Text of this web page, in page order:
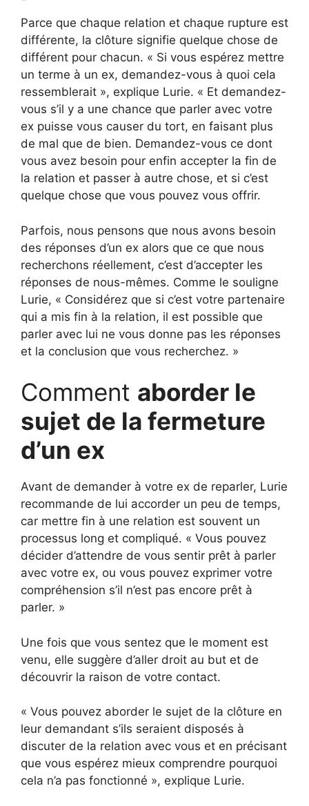
Parce que chaque relation et chaque rupture est
différente, la clôture signifie quelque chose de
différent pour chacun. « Si vous espérez mettre
un terme à un ex, demandez-vous à quoi cela
ressemblerait », explique Lurie. « Et demandez-
vous s’il y a une chance que parler avec votre
ex puisse vous causer du tort, en faisant plus
de mal que de bien. Demandez-vous ce dont
vous avez besoin pour enfin accepter la fin de
la relation et passer à autre chose, et si c’est
quelque chose que vous pouvez vous offrir.
Parfois, nous pensons que nous avons besoin
des réponses d’un ex alors que ce que nous
recherchons réellement, c’est d’accepter les
réponses de nous-mêmes. Comme le souligne
Lurie, « Considérez que si c’est votre partenaire
qui a mis fin à la relation, il est possible que
parler avec lui ne vous donne pas les réponses
et la conclusion que vous recherchez. »
Comment aborder le
sujet de la fermeture
d’un ex
Avant de demander à votre ex de reparler, Lurie
recommande de lui accorder un peu de temps,
car mettre fin à une relation est souvent un
processus long et compliqué. « Vous pouvez
décider d’attendre de vous sentir prêt à parler
avec votre ex, ou vous pouvez exprimer votre
compréhension s’il n’est pas encore prêt à
parler. »
Une fois que vous sentez que le moment est
venu, elle suggère d’aller droit au but et de
découvrir la raison de votre contact.
« Vous pouvez aborder le sujet de la clôture en
leur demandant s’ils seraient disposés à
discuter de la relation avec vous et en précisant
que vous espérez mieux comprendre pourquoi
cela n’a pas fonctionné », explique Lurie.